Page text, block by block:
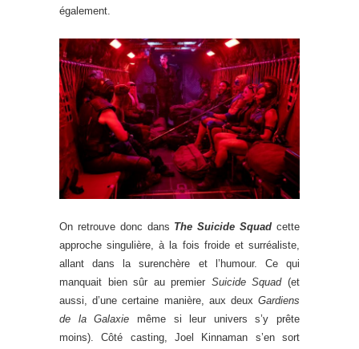
également.
On retrouve donc dans The Suicide Squad cette
approche singulière, à la fois froide et surréaliste,
allant dans la surenchère et l’humour. Ce qui
manquait bien sûr au premier Suicide Squad(et
aussi, d’une certaine manière, aux deux Gardiens
de la Galaxie même si leur univers s’y prête
moins). Côté casting, Joel Kinnaman s’en sort